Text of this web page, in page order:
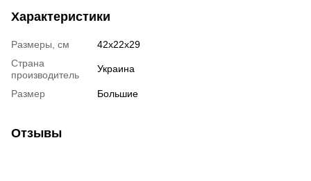
Характеристики
Размеры, см
42х22х29
Страна
производитель
Украина
Размер Большие
Отзывы